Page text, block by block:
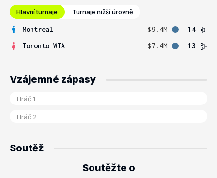
Hlavní turnaje Turnaje nižší úrovně
Montreal $9.4M
14
Toronto WTA
$7.4M 13
Vzájemné zápasy
Soutěž
Soutěžte o